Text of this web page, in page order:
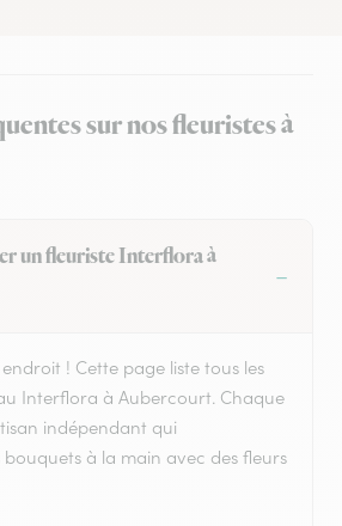
sur nos fleuristes à
un fleuriste Interflora à
! Cette page liste tous les
Interflora à Aubercourt. Chaque
indépendant qui
à la main avec des fleurs